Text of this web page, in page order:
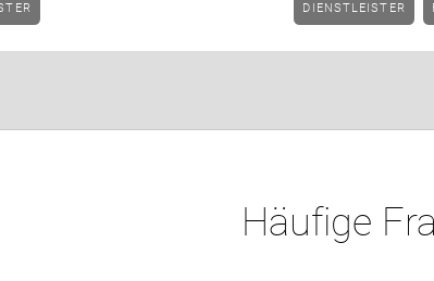
DIENSTLEISTER
Häufige